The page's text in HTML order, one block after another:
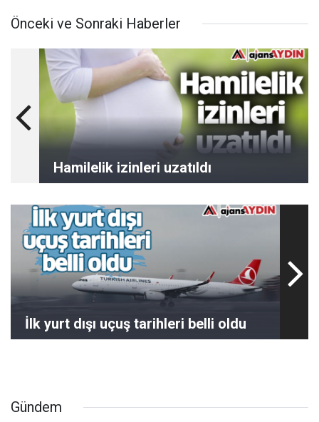
Önceki ve Sonraki Haberler
Hamilelik izinleri uzatıldı
İlk yurt dışı uçuş tarihleri belli oldu
Gündem